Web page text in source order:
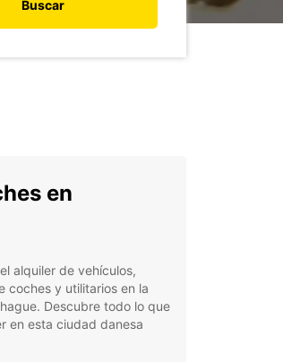
Buscar
en
alquiler de vehículos,
coches y utilitarios en la
Descubre todo lo que
en esta ciudad danesa